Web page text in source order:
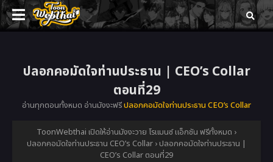
ปลอกคอมัดใจท่านประธาน | CEO’s Collar
ตอนที่29
อ่านทุกตอนทั้งหมด อ่านมังงะฟรีปลอกคอมัดใจท่านประธาน CEO’s Collar
ToonWebthai เปิดให้อ่านมังงะวาย โรแมนซ์ แอ็กชัน ฟรีทั้งหมด ›
ปลอกคอมัดใจท่านประธาน CEO’s Collar › ปลอกคอมัดใจท่านประธาน |
CEO’s Collar ตอนที่29